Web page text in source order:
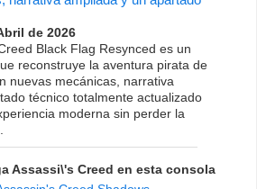
de 2026
Black Flag Resynced es un
reconstruye la aventura pirata de
nuevas mecánicas, narrativa
técnico totalmente actualizado
moderna sin perder la
Assassi\'s Creed en esta consola